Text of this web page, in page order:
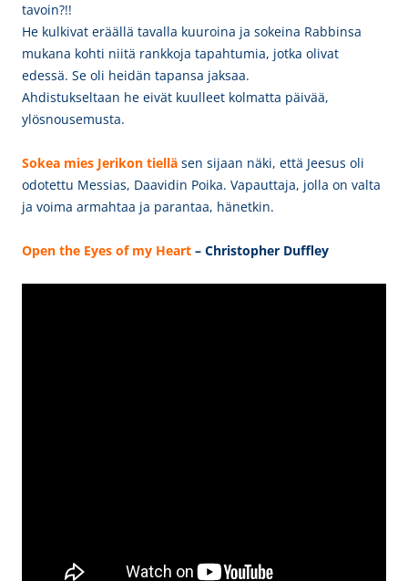
tavoin?!!
He kulkivat eräällä tavalla kuuroina ja sokeina Rabbinsa
mukana kohti niitä rankkoja tapahtumia, jotka olivat
edessä. Se oli heidän tapansa jaksaa.
Ahdistukseltaan he eivät kuulleet kolmatta päivää,
ylösnousemusta.
Sokea mies Jerikon tiellä sen sijaan näki, että Jeesus oli
odotettu Messias, Daavidin Poika. Vapauttaja, jolla on valta
ja voima armahtaa ja parantaa, hänetkin.
Open the Eyes of my Heart – Christopher Duffley